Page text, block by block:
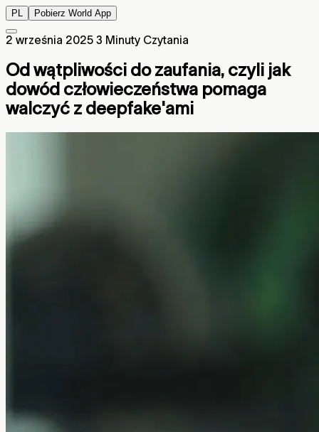
PL Pobierz World App
2 września 2025 3 Minuty Czytania
Od wątpliwości do zaufania, czyli jak
dowód człowieczeństwa pomaga
walczyć z deepfake'ami